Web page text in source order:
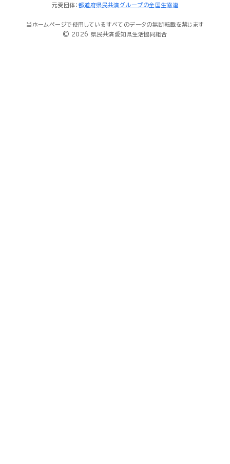
元受団体： 都道府県民共済グループの全国生協連
当ホームページで使用しているすべてのデータの無断転載を禁じます
© 2026 県民共済愛知県生活協同組合